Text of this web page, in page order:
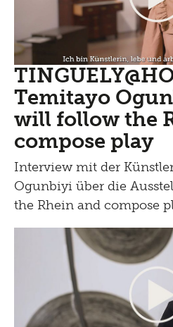
Temitayo
will follow the
compose play
Interview mit der
Ogunbiyi über die
the Rhein and compose